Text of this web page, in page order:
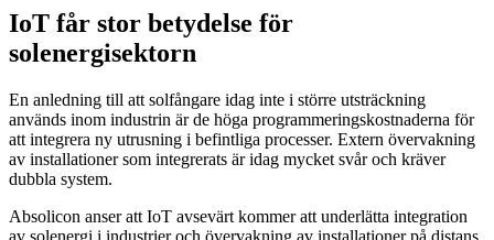
IoT får stor betydelse för
solenergisektorn
En anledning till att solfångare idag inte i större utsträckning
används inom industrin är de höga programmeringskostnaderna för
att integrera ny utrusning i befintliga processer. Extern övervakning
av installationer som integrerats är idag mycket svår och kräver
dubbla system.
Absolicon anser att IoT avsevärt kommer att underlätta integration